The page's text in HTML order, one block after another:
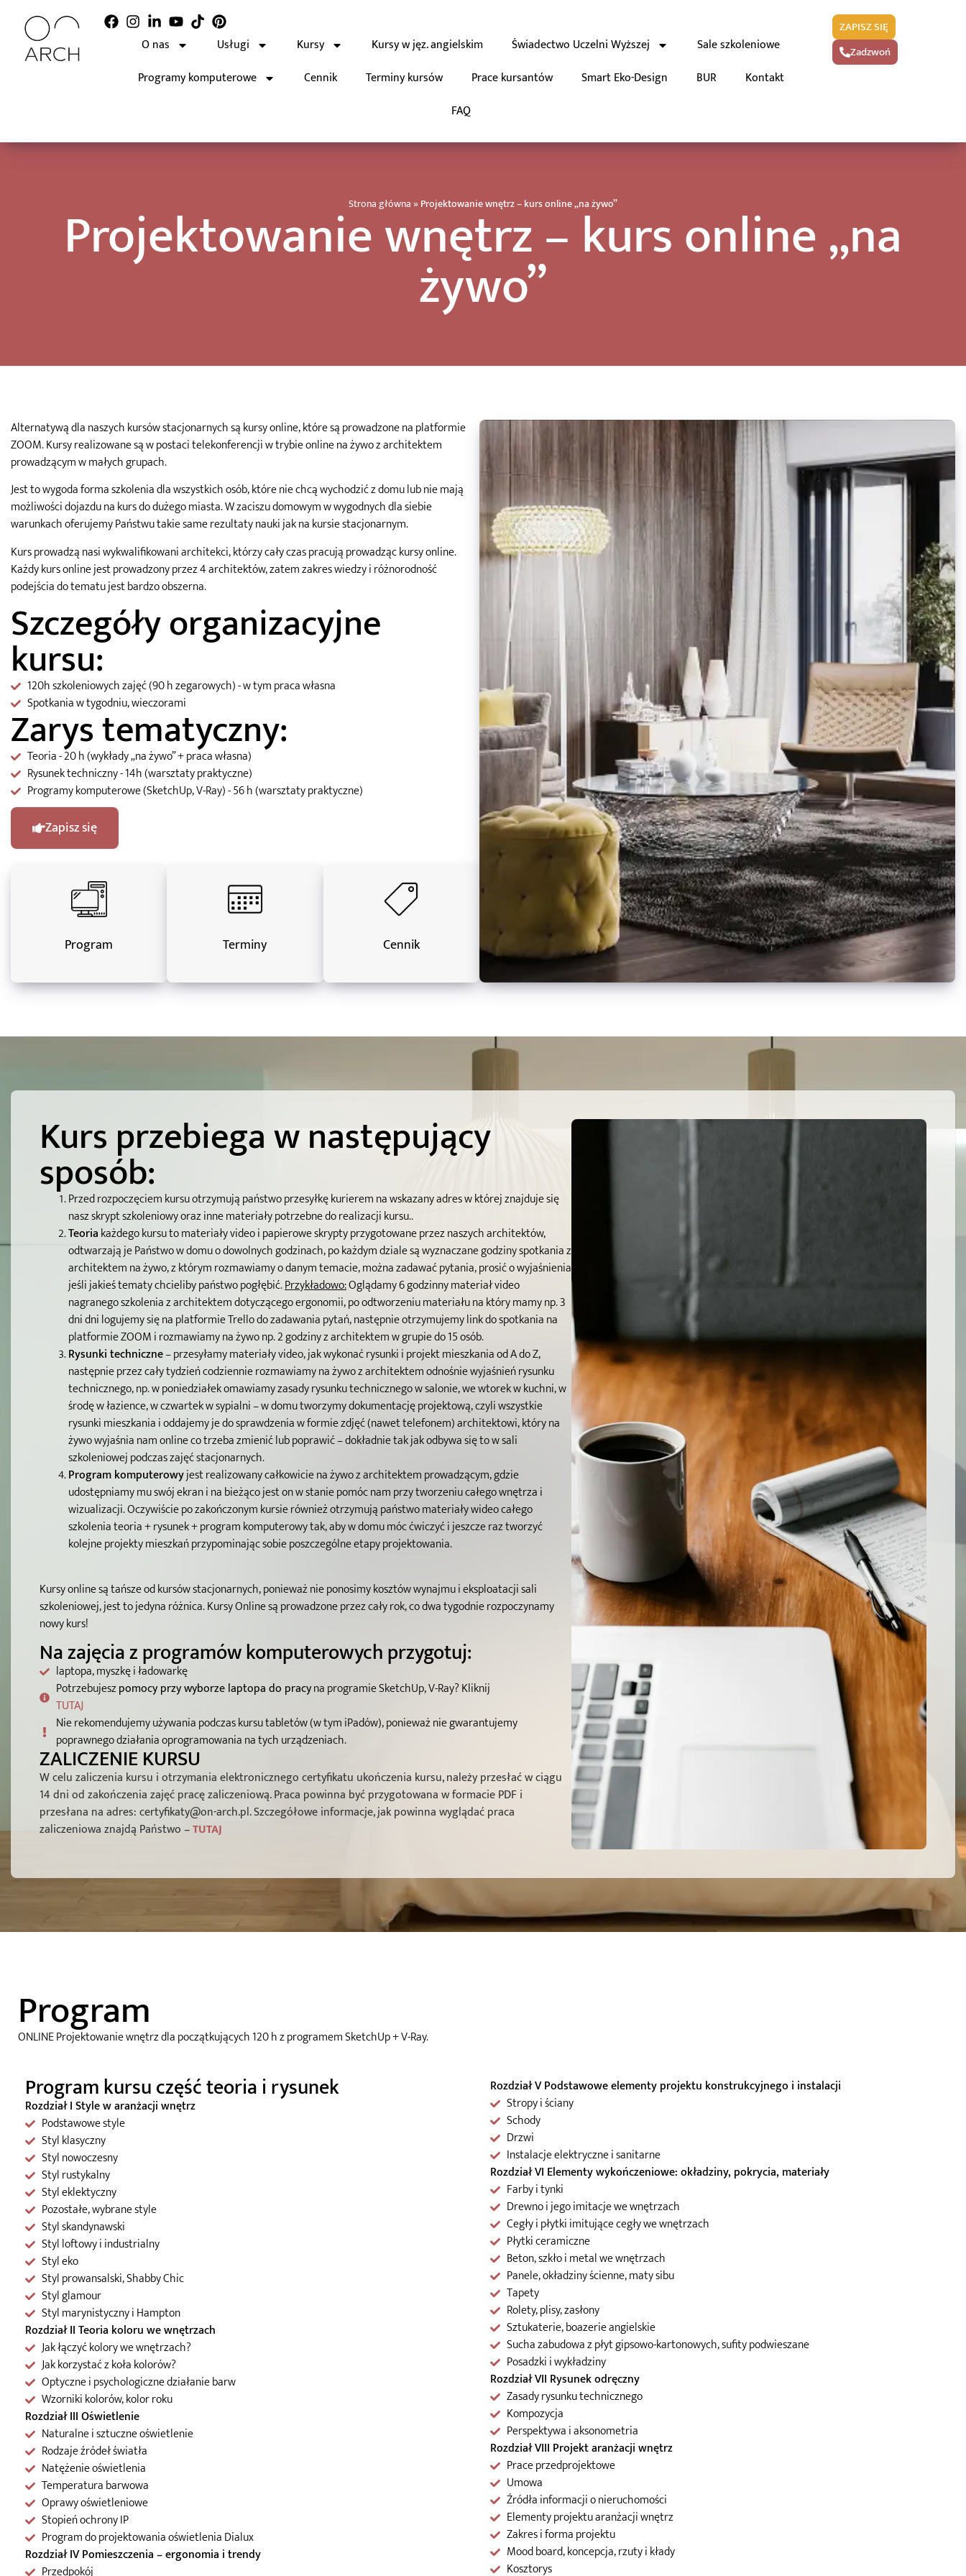
O nas Usługi Kursy Kursy w jęz. angielskim Świadectwo Uczelni Wyższej
Sale szkoleniowe
Programy komputerowe
Cennik Terminy kursów Prace kursantów Smart Eko-Design BUR
Kontakt
FAQ
ZAPISZ SIĘ
Zadzwoń
Strona główna »Projektowanie wnętrz – kurs online „na żywo”
Projektowanie wnętrz – kurs online „na
żywo”
Alternatywą dla naszych kursów stacjonarnych są kursy online, które są prowadzone na platformie
ZOOM. Kursy realizowane są w postaci telekonferencji w trybie online na żywo z architektem
prowadzącym w małych grupach.
Jest to wygoda forma szkolenia dla wszystkich osób, które nie chcą wychodzić z domu lub nie mają
możliwości dojazdu na kurs do dużego miasta. W zaciszu domowym w wygodnych dla siebie
warunkach oferujemy Państwu takie same rezultaty nauki jak na kursie stacjonarnym.
Kurs prowadzą nasi wykwalifikowani architekci, którzy cały czas pracują prowadząc kursy online.
Każdy kurs online jest prowadzony przez 4 architektów, zatem zakres wiedzy i różnorodność
podejścia do tematu jest bardzo obszerna.
Szczegóły organizacyjne
kursu:
120h szkoleniowych zajęć (90 h zegarowych) - w tym praca własna
Spotkania w tygodniu, wieczorami
Zarys tematyczny:
Teoria - 20 h (wykłady „na żywo” + praca własna)
Rysunek techniczny - 14h (warsztaty praktyczne)
Programy komputerowe (SketchUp, V-Ray) - 56 h (warsztaty praktyczne)
Zapisz się
Program Terminy Cennik
Kurs przebiega w następujący
sposób:
Przed rozpoczęciem kursu otrzymują państwo przesyłkę kurierem na wskazany adres w której znajduje się
nasz skrypt szkoleniowy oraz inne materiały potrzebne do realizacji kursu..
Teoriakażdego kursu to materiały video i papierowe skrypty przygotowane przez naszych architektów,
odtwarzają je Państwo w domu o dowolnych godzinach, po każdym dziale są wyznaczane godziny spotkania z
architektem na żywo, z którym rozmawiamy o danym temacie, można zadawać pytania, prosić o wyjaśnienia
jeśli jakieś tematy chcieliby państwo pogłębić.Przykładowo:Oglądamy 6 godzinny materiał video
nagranego szkolenia z architektem dotyczącego ergonomii, po odtworzeniu materiału na który mamy np. 3
dni dni logujemy się na platformie Trello do zadawania pytań, następnie otrzymujemy link do spotkania na
platformie ZOOM i rozmawiamy na żywo np. 2 godziny z architektem w grupie do 15 osób.
Rysunki techniczne– przesyłamy materiały video, jak wykonać rysunki i projekt mieszkania od A do Z,
następnie przez cały tydzień codziennie rozmawiamy na żywo z architektem odnośnie wyjaśnień rysunku
technicznego, np. w poniedziałek omawiamy zasady rysunku technicznego w salonie, we wtorek w kuchni, w
środę w łazience, w czwartek w sypialni – w domu tworzymy dokumentację projektową, czyli wszystkie
rysunki mieszkania i oddajemy je do sprawdzenia w formie zdjęć (nawet telefonem) architektowi, który na
żywo wyjaśnia nam online co trzeba zmienić lub poprawić – dokładnie tak jak odbywa się to w sali
szkoleniowej podczas zajęć stacjonarnych.
Program komputerowyjest realizowany całkowicie na żywo z architektem prowadzącym, gdzie
udostępniamy mu swój ekran i na bieżąco jest on w stanie pomóc nam przy tworzeniu całego wnętrza i
wizualizacji. Oczywiście po zakończonym kursie również otrzymują państwo materiały wideo całego
szkolenia teoria + rysunek + program komputerowy tak, aby w domu móc ćwiczyć i jeszcze raz tworzyć
kolejne projekty mieszkań przypominając sobie poszczególne etapy projektowania.
Kursy online są tańsze od kursów stacjonarnych, ponieważ nie ponosimy kosztów wynajmu i eksploatacji sali
szkoleniowej, jest to jedyna różnica. Kursy Online są prowadzone przez cały rok, co dwa tygodnie rozpoczynamy
nowy kurs!
Na zajęcia z programów komputerowych przygotuj:
laptopa, myszkę i ładowarkę
Potrzebujeszpomocy przy wyborze laptopa do pracyna programie SketchUp, V-Ray? Kliknij
TUTAJ
Nie rekomendujemy używania podczas kursu tabletów (w tym iPadów), ponieważ nie gwarantujemy
poprawnego działania oprogramowania na tych urządzeniach.​
ZALICZENIE KURSU
W celu zaliczenia kursu i otrzymania elektronicznego certyfikatu ukończenia kursu, należy przesłać w ciągu
14 dni od zakończenia zajęć pracę zaliczeniową. Praca powinna być przygotowana w formacie PDF i
przesłana na adres: certyfikaty@on-arch.pl. Szczegółowe informacje, jak powinna wyglądać praca
zaliczeniowa znajdą Państwo –TUTAJ
Program
ONLINE Projektowanie wnętrz dla początkujących 120 h z programem SketchUp + V-Ray.
Program kursu część teoria i rysunek
Rozdział I Style w aranżacji wnętrz
Podstawowe style
Styl klasyczny
Styl nowoczesny
Styl rustykalny
Styl eklektyczny
Pozostałe, wybrane style
Styl skandynawski
Styl loftowy i industrialny
Styl eko
Styl prowansalski, Shabby Chic
Styl glamour
Styl marynistyczny i Hampton
Rozdział II Teoria koloru we wnętrzach
Jak łączyć kolory we wnętrzach?
Jak korzystać z koła kolorów?
Optyczne i psychologiczne działanie barw
Wzorniki kolorów, kolor roku
Rozdział III Oświetlenie
Naturalne i sztuczne oświetlenie
Rodzaje źródeł światła
Natężenie oświetlenia
Temperatura barwowa
Oprawy oświetleniowe
Stopień ochrony IP
Program do projektowania oświetlenia Dialux
Rozdział IV Pomieszczenia – ergonomia i trendy
Przedpokój
Rozdział V Podstawowe elementy projektu konstrukcyjnego i instalacji
Stropy i ściany
Schody
Drzwi
Instalacje elektryczne i sanitarne
Rozdział VI Elementy wykończeniowe: okładziny, pokrycia, materiały
Farby i tynki
Drewno i jego imitacje we wnętrzach
Cegły i płytki imitujące cegły we wnętrzach
Płytki ceramiczne
Beton, szkło i metal we wnętrzach
Panele, okładziny ścienne, maty sibu
Tapety
Rolety, plisy, zasłony
Sztukaterie, boazerie angielskie
Sucha zabudowa z płyt gipsowo-kartonowych, sufity podwieszane
Posadzki i wykładziny
Rozdział VII Rysunek odręczny
Zasady rysunku technicznego
Kompozycja
Perspektywa i aksonometria
Rozdział VIII Projekt aranżacji wnętrz
Prace przedprojektowe
Umowa
Źródła informacji o nieruchomości
Elementy projektu aranżacji wnętrz
Zakres i forma projektu
Mood board, koncepcja, rzuty i kłady
Kosztorys